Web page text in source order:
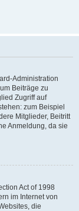
Administration
Beiträge zu
Zugriff auf
zum Beispiel
Mitglieder, Beitritt
Anmeldung, da sie
Act of 1998
im Internet von
die